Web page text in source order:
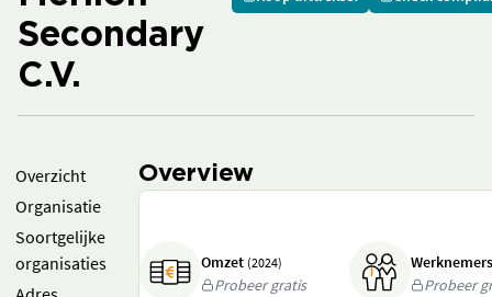
Secondary
C.V.
Overzicht
Organisatie
Soortgelijke
organisaties
Overview
Omzet (2024)
Probeer gratis
Probeer